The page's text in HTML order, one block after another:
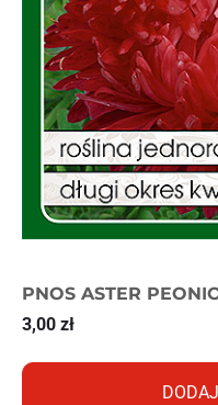
PNOS ASTER
3,00 zł